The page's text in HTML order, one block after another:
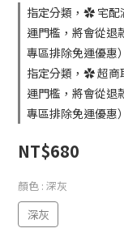
指定分類，✿ 宅配
運門檻，將會從退
專區排除免運優惠）
指定分類，✿ 超商
運門檻，將會從退
專區排除免運優惠）
NT$680
顏色 : 深灰
深灰